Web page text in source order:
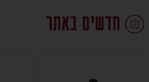
חדשים באתר